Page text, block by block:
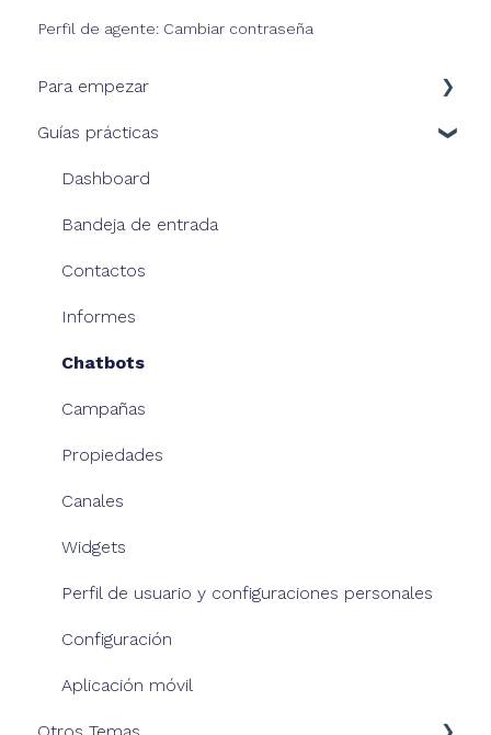
Perfil de agente: Cambiar contraseña
Para empezar
Nuestra solución
Consola HiJiffy
Nuestros planes
Nuestros chatbots
Guías prácticas
Dashboard
Bandeja de entrada
Contactos
Informes
Chatbots
Campañas
Propiedades
Canales
Widgets
Perfil de usuario y configuraciones personales
Configuración
Aplicación móvil